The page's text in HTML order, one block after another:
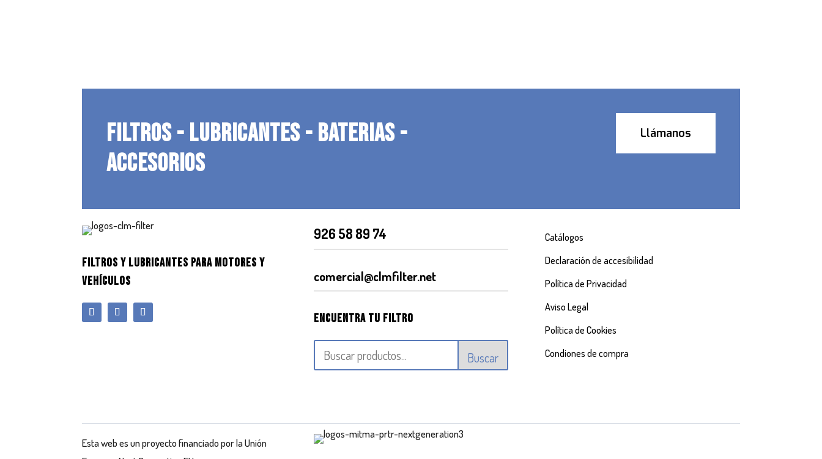
FILTROS - LUBRICANTES - BATERIAS -
ACCESORIOS
Llámanos
FILTROS Y LUBRICANTES PARA MOTORES Y
VEHÍCULOS
926 58 89 74
comercial@clmfilter.net
Encuentra tu filtro
Buscar
Catálogos
Declaración de accesibilidad
Política de Privacidad
Aviso Legal
Política de Cookies
Condiones de compra
Esta web es un proyecto financiado por la Unión